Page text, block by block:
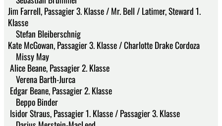
Jim Farrell, Passagier 3. Klasse / Mr. Bell / Latimer, Steward 1.
Klasse
Stefan Bleiberschnig
Kate McGowan, Passagier 3. Klasse / Charlotte Drake Cordoza
Missy May
Alice Beane, Passagier 2. Klasse
Verena Barth-Jurca
Edgar Beane, Passagier 2. Klasse
Beppo Binder
Isidor Straus, Passagier 1. Klasse / Passagier 3. Klasse